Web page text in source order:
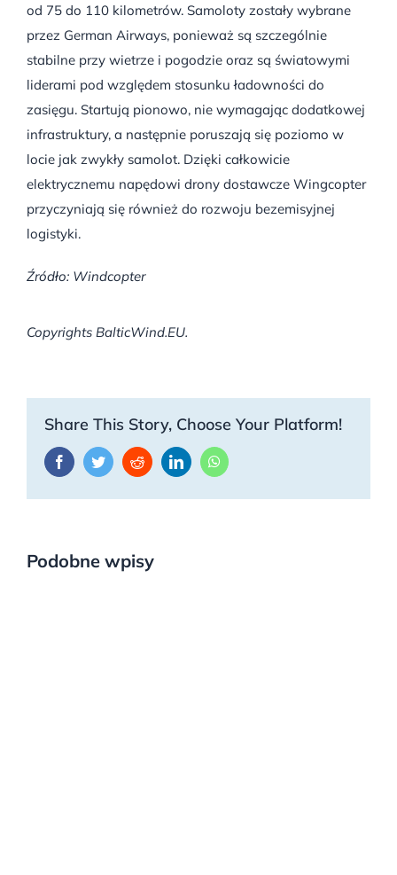
od 75 do 110 kilometrów. Samoloty zostały wybrane
przez German Airways, ponieważ są szczególnie
stabilne przy wietrze i pogodzie oraz są światowymi
liderami pod względem stosunku ładowności do
zasięgu. Startują pionowo, nie wymagając dodatkowej
infrastruktury, a następnie poruszają się poziomo w
locie jak zwykły samolot. Dzięki całkowicie
elektrycznemu napędowi drony dostawcze Wingcopter
przyczyniają się również do rozwoju bezemisyjnej
logistyki.
Źródło: Windcopter
Copyrights BalticWind.EU.
Share This Story, Choose Your Platform!
FacebookTwitterRedditLinkedInWhatsApp
Podobne wpisy